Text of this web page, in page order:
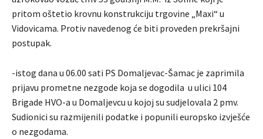
pritom oštetio krovnu konstrukciju trgovine „Maxi“ u
Vidovicama. Protiv navedenog će biti proveden prekršajni
postupak.
-istog dana u 06.00 sati PS Domaljevac-Šamac je zaprimila
prijavu prometne nezgode koja se dogodila u ulici 104
Brigade HVO-a u Domaljevcu u kojoj su sudjelovala 2 pmv.
Sudionici su razmijenili podatke i popunili europsko izvješće
o nezgodama.